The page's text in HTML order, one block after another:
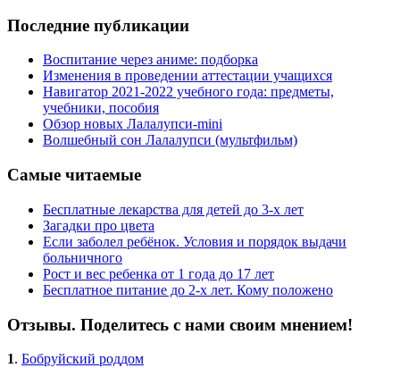
Последние публикации
Воспитание через аниме: подборка
Изменения в проведении аттестации учащихся
Навигатор 2021-2022 учебного года: предметы,
учебники, пособия
Обзор новых Лалалупси-mini
Волшебный сон Лалалупси (мультфильм)
Самые читаемые
Бесплатные лекарства для детей до 3-х лет
Загадки про цвета
Если заболел ребёнок. Условия и порядок выдачи
больничного
Рост и вес ребенка от 1 года до 17 лет
Бесплатное питание до 2-х лет. Кому положено
Отзывы. Поделитесь с нами своим мнением!
1. Бобруйский роддом